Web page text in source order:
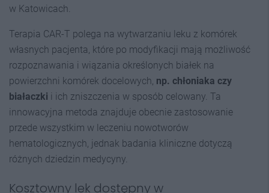
w Katowicach.
Terapia CAR-T polega na wytwarzaniu leku z komórek
własnych pacjenta, które po modyfikacji mają możliwość
rozpoznawania i wiązania określonych białek na
powierzchni komórek docelowych, np. chłoniaka czy
białaczki i ich zniszczenia w sposób celowany. Ta
innowacyjna metoda znajduje obecnie zastosowanie
przede wszystkim w leczeniu nowotworów
hematologicznych, jednak badania kliniczne dotyczą
różnych dziedzin medycyny.
Kosztowny lek dostępny w